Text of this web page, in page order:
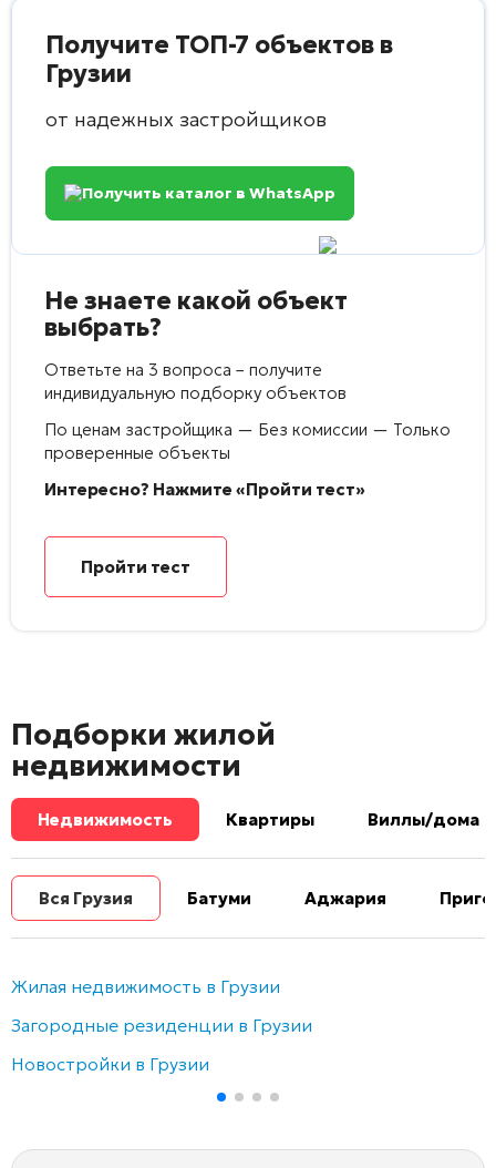
Получите ТОП-7 объектов в
Грузии
от надежных застройщиков
Получить каталог в WhatsApp
Не знаете какой объект
выбрать?
Ответьте на 3 вопроса – получите
индивидуальную подборку объектов
По ценам застройщика — Без комиссии — Только
проверенные объекты
Интересно? Нажмите «Пройти тест»
Пройти тест
Подборки жилой
недвижимости
Недвижимость Квартиры Виллы/дома
Вся Грузия Батуми Аджария
Жилая недвижимость в Грузии
Загородные резиденции в Грузии
Новостройки в Грузии